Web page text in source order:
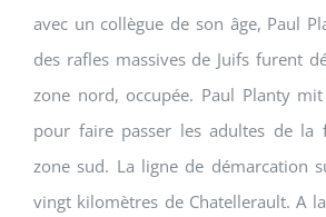
avec un collègue de son âge, Paul
des rafles massives de Juifs furent
zone nord, occupée. Paul Planty
pour faire passer les adultes de la
zone sud. La ligne de démarcation
vingt kilomètres de Chatellerault. A